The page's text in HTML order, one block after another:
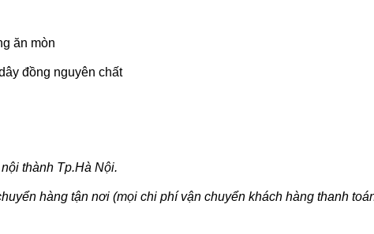
ăn mòn
đồng nguyên chất
thành Tp.Hà Nội.
hàng tận nơi (mọi chi phí vận chuyển khách hàng thanh